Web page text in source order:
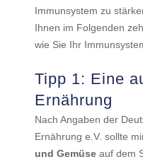
Immunsystem zu
Ihnen im Folgenden
wie Sie Ihr
Tipp 1: Eine
Ernährung
Nach Angaben der
Ernährung e.V. sollte
und Gemüseauf dem